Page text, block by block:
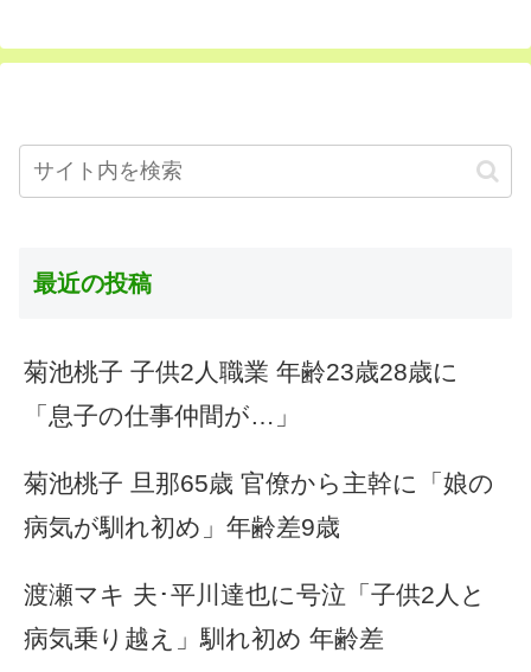
最近の投稿
菊池桃子 子供2人職業 年齢23歳28歳に
「息子の仕事仲間が…」
菊池桃子 旦那65歳 官僚から主幹に「娘の
病気が馴れ初め」年齢差9歳
渡瀬マキ 夫･平川達也に号泣「子供2人と
病気乗り越え」馴れ初め 年齢差